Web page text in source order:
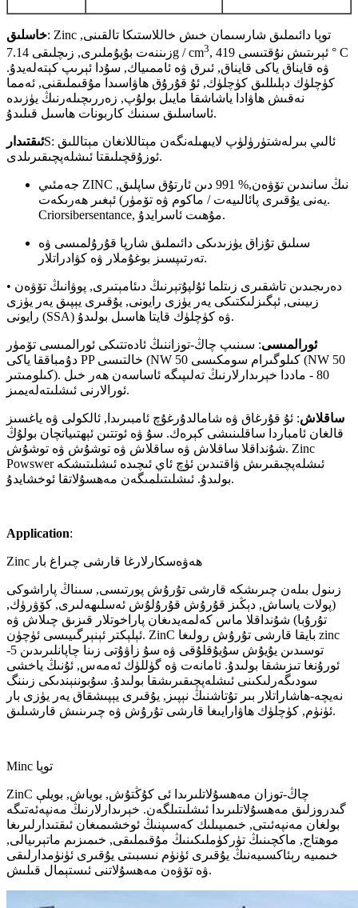
خاسلىق: Zinc توپا دائىملىق شارسىمان خىش خاللاستىكا تالقىنى,
زىننەت بۇيۇملىرى, زىچلىقى 7.14g / cm3, ئېرىتىش نۇقتىسى 419 ° C
ۋە قايناق ياكى قايناق, ئىرق ۋە ئاممىياك, سۇدا ئېرىپ كېتەلەيدۇ.
كۈچلۈك دېلىللىق كۈچلۈك, ئۇ قۇرۇق ھاۋاسىدا مۇقىملىقنى, ئەمما
نەقىش ھاۋادا ياشاشقا مايىل بولۇپ, زەررىچىلەرنىڭ يۈزىدە
ئاساسلىق سىنىك كاربونات ھاسىل قىلىدۇ.
ئىقتىدارS: ئالىي بىرلەشتۈرۈلۈپ لايىھىلەنگەن مېتاللانغان مېتاللىق
ئوزۇقچىلىقتا ئىشلەپچىقىرىلدى.
جەمئىي ZINC نىڭ سانىدىن تۆۋەن,% 991 دىن ئارتۇق ساپلىق,
يەنى يۇقىرى پائالىيەت / ماكوم ۋە تۆمۈر) ئېغىر ھەرىكەت.
Criorsibersentance, مۇھىت ئاسرايدۇ.
سىلىق تۇزاق يۈزىدىكى دائىملىق شارپا قۇرۇلمىسى ۋە
تەرتىپسىز بوغۇملار ۋە كۋادراتلار.
• دەرىجىدىن تاشقىرى زىتلما ئۇلپۇتېرنىڭ دىئامېتىرى, پوۋانىڭ تۆۋەن
زىيىنى, ئېگىزلىكتىكى يەر يۈزى رايونى, يۇقىرى يېپىق يەر يۈزى
رايونى (SSA) ۋە كۈچلۈك قايتا ھاسىل بولىدۇ.
ئورالمىسى: سىنىپ چاڭ-توزاننىڭ ئادەتتىكى ئورالمىسى تۆمۈر
دۇمباققا ياكى PP خالتىسى (NW 50 كىلوگىرام سومكىسى (NW 50
كىلومىتىر). 80 - ماددا خېرىدارلارنىڭ تەلىپىگە ئاساسەن ھەر خىل
ئورالارنى ئىشلىتەلەيمىز.
ساقلاش: ئۇ قۇرغاق ۋە شامالدۇرغۇچ ئامبىرىدا, ئالكولى ۋە ياغسىز
قالغان ئامباردا ساقلىنىشى كېرەك. سۇ ۋە ئوتتىن ئېھتىياتچان بولۇڭ
شۇنداقلا ساقلاش ۋە ساقلاش ۋە توشۇش ۋە توشۇش. Zinc
Powswer ئىشلەپچىقىرىش ۋاقتىدىن ئۈچ ئاي ئىچىدە ئىشلىتىشكە
بولىدۇ. ئىشلىتىلمىگەن مەھسۇلاتقا ئوخشايدۇ.
Application:
Zinc ھەۋەسكارلارغا قارشى چىراغ بار
زىنول بىلەن چىرىشكە قارشى تۇرۇش پورتىسى, سىناڭ پاراشوكى
(پولات ياساش, دېڭىز قۇرۇش قۇرۇلۇش ئەسلىھەلىرى, كۆۋرۈك,
تۇرۇبا) شۇنداقلا ماس كەلمەيدىغان پاراخوتلار قىزىق چىلاش ۋە
ئېلېكتر ئېنېرگىيىسى ئۈچۈن. ZinC بايقا قارشى تۇرۇش رولىغا zinc
توسىدىن يۇيۇش سۇيۇقلۇقى ۋە سۇ زاۋۇتى زىنا چاپانلىرىدىن 5-
ئورۇنغا تىزىشقا بولىدۇ. ئامانەت ۋە گۈللۈك ئەمەس, ئۇنىڭ ياخشى
سودىگەرلىكىنى ئىشلەپچىقىرىشقا بولىدۇ. سۇبوننېندىكى زىننگ
نەيچە-ھاشاراتلار بىر تۇتاشنىڭ نېپىز, يۇقىرى يېپىشقاق يەر يۈزى بار
ئۈنۈم, كۈچلۈك ھاۋارايىغا قارشى تۇرۇش ۋە چىرىنىش قارشىلىق.
Minc توپا
ZinC چاڭ-توزان مەھسۇلاتلىرىدا ئى كۇڭتۇش, بوياش, بويلې
گىدروزلىق مەھسۇلاتلىرىدا ئىشلىتىلگەن. خېرىدارلارنىڭ مەنپەئەتىگە
بولغان مەنپەئىتى, خىمىيىلىك كەسىپنىڭ ئوخشىمىغان ئىقتىدارلىرىغا
موھتاج, ماكچىنىڭ تۈركۈملىكىنىڭ مۇقىملىقى, خىمىزىم ماتېرىيالى,
خىمىيە رېئاكسىيەنىڭ يۇقىرى ئۈنۈم نىسبىتى يۇقىرى ئۈنۈمدارلىقى
ۋە تۆۋەن مەھسۇلاتنى ئىستېمال قىلىش.